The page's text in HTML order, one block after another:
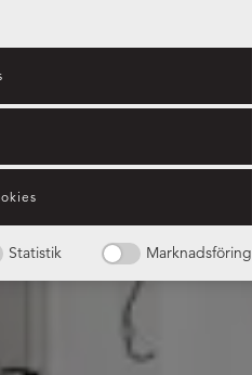
Statistik Marknadsföring